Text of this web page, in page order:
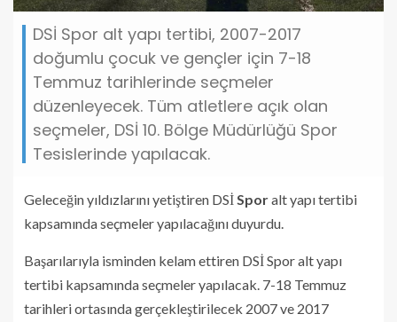
DSİ Spor alt yapı tertibi, 2007-2017
doğumlu çocuk ve gençler için 7-18
Temmuz tarihlerinde seçmeler
düzenleyecek. Tüm atletlere açık olan
seçmeler, DSİ 10. Bölge Müdürlüğü Spor
Tesislerinde yapılacak.
Geleceğin yıldızlarını yetiştiren DSİ Sporalt yapı tertibi
kapsamında seçmeler yapılacağını duyurdu.
Başarılarıyla isminden kelam ettiren DSİ Spor alt yapı
tertibi kapsamında seçmeler yapılacak. 7-18 Temmuz
tarihleri ortasında gerçekleştirilecek 2007 ve 2017